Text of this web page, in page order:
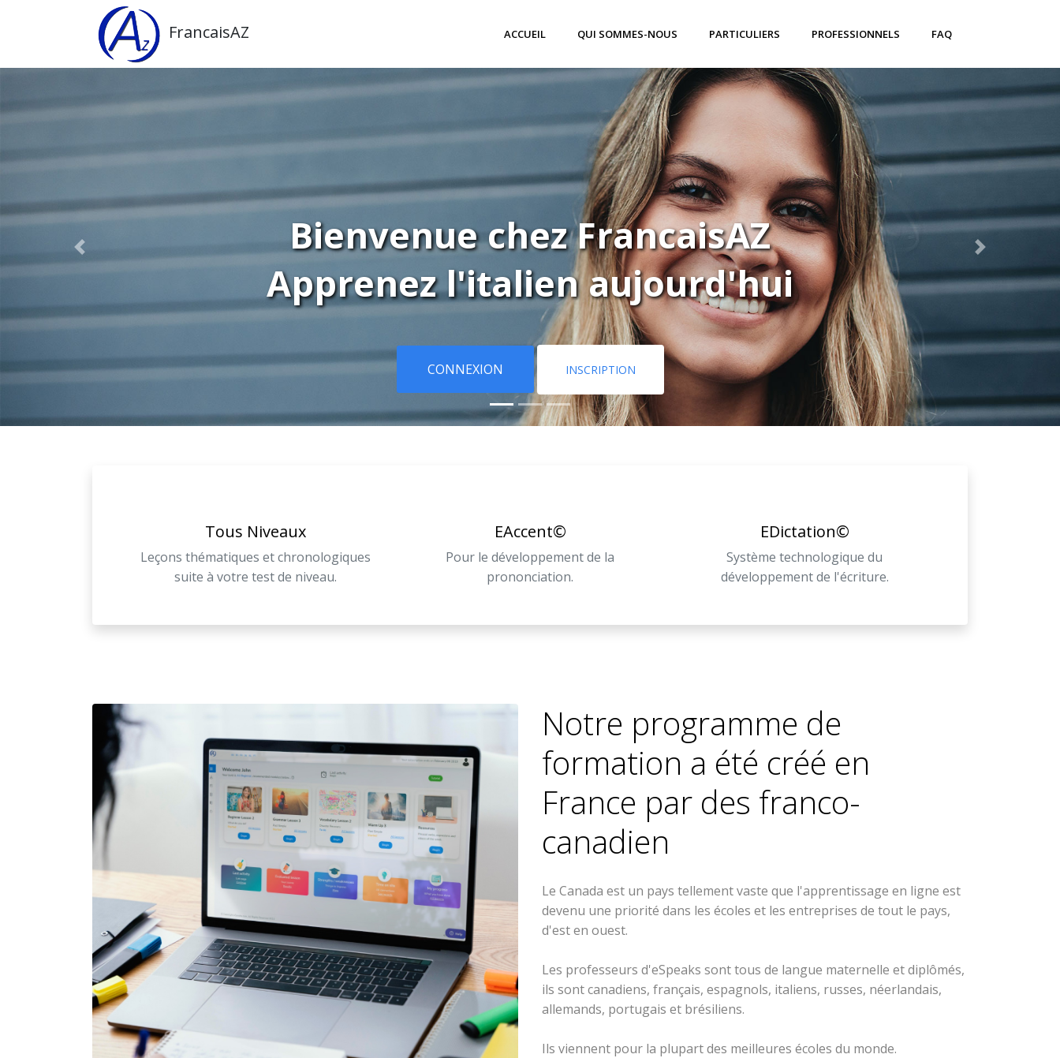
FrancaisAZ ACCUEIL QUI SOMMES-NOUS PARTICULIERS PROFESSIONNELS FAQ
Bienvenue chez FrancaisAZ
Apprenez l'italien aujourd'hui
CONNEXION INSCRIPTION
Tous Niveaux
Leçons thématiques et chronologiques
suite à votre test de niveau.
EAccent©
Pour le développement de la
prononciation.
EDictation©
Système technologique du
développement de l'écriture.
Notre programme de
formation a été créé en
France par des franco-
canadien
Le Canada est un pays tellement vaste que l'apprentissage en ligne est
devenu une priorité dans les écoles et les entreprises de tout le pays,
d'est en ouest.
Les professeurs d'eSpeaks sont tous de langue maternelle et diplômés,
ils sont canadiens, français, espagnols, italiens, russes, néerlandais,
allemands, portugais et brésiliens.
Ils viennent pour la plupart des meilleures écoles du monde.